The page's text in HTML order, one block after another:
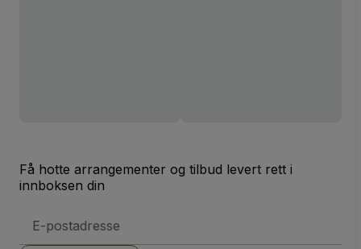
Få hotte arrangementer og tilbud levert rett i
innboksen din
postadresse